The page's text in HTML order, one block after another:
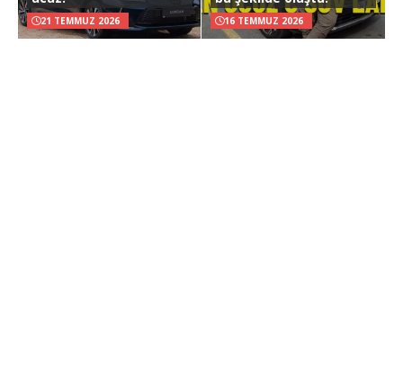
21 TEMMUZ 2026 16 TEMMUZ 2026